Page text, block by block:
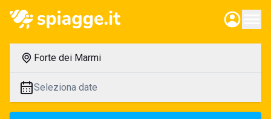
Forte dei Marmi
Seleziona date